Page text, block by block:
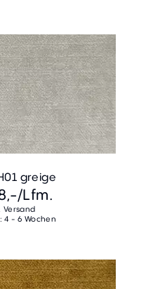
greige
/Lfm.
Versand
4 - 6 Wochen